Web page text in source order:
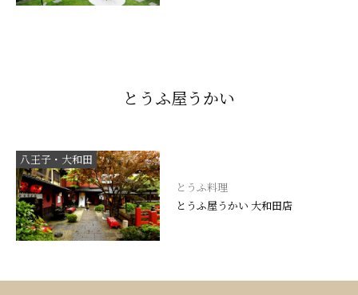
とうふ屋うかい
八王子・大和田
とうふ料理
とうふ屋うかい 大和田店